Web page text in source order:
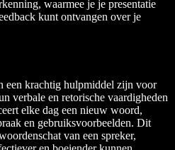
waarmee je je presentatie
kunt ontvangen over je
een krachtig hulpmiddel zijn voor
verbale en retorische vaardigheden
elke dag een nieuw woord,
en gebruiksvoorbeelden. Dit
van een spreker,